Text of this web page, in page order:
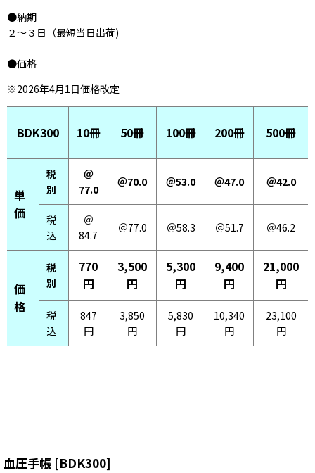
●納期
２〜３日（最短当日出荷)
●価格
※2026年4月1日価格改定
BDK300 10冊 50冊 100冊 200冊 500冊
単
価
税
別
＠
77.0
＠70.0 ＠53.0 ＠47.0 ＠42.0
税
込
＠
84.7
＠77.0 ＠58.3 ＠51.7 ＠46.2
価
格
税
別
770
円
3,500
円
5,300
円
9,400
円
21,000
円
税
込
847
円
3,850
円
5,830
円
10,340
円
23,100
円
血圧手帳 [BDK300]